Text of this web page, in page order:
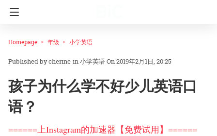
Homepage 年级 小学英语
cherine in小学英语On 2019年2月1日, 20:25
孩子为什么学不好少儿英语口
语？
======上Instagram的加速器【免费试用】======